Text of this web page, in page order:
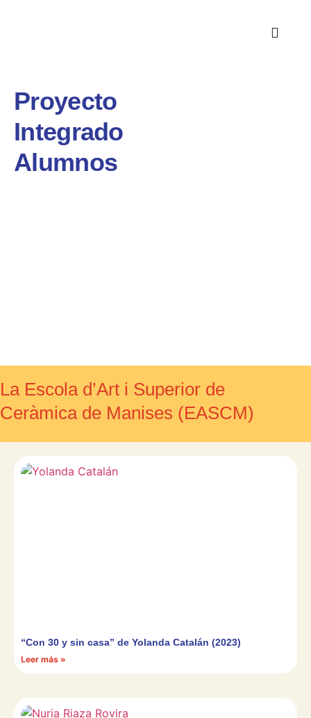
Proyecto
Integrado
Alumnos
La Escola d’Art i Superior de
Ceràmica de Manises (EASCM)
“Con 30 y sin casa” de Yolanda Catalán (2023)
Leer más »